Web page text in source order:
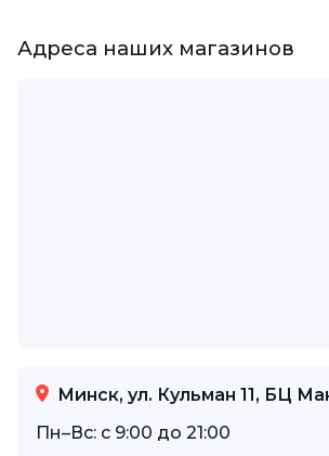
Адреса наших магазинов
Минск, ул. Кульман 11, БЦ
Пн–Вс: с 9:00 до 21:00